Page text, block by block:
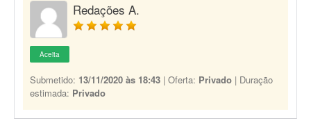
Redações A.
Aceita
Submetido: 13/11/2020 às 18:43 | Oferta: Privado | Duração
estimada: Privado